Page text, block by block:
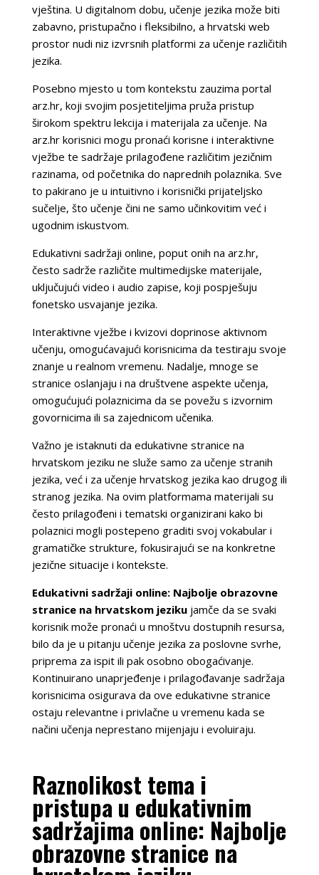
vještina. U digitalnom dobu, učenje jezika može biti
zabavno, pristupačno i fleksibilno, a hrvatski web
prostor nudi niz izvrsnih platformi za učenje različitih
jezika.
Posebno mjesto u tom kontekstu zauzima portal
arz.hr, koji svojim posjetiteljima pruža pristup
širokom spektru lekcija i materijala za učenje. Na
arz.hr korisnici mogu pronaći korisne i interaktivne
vježbe te sadržaje prilagođene različitim jezičnim
razinama, od početnika do naprednih polaznika. Sve
to pakirano je u intuitivno i korisnički prijateljsko
sučelje, što učenje čini ne samo učinkovitim već i
ugodnim iskustvom.
Edukativni sadržaji online, poput onih na arz.hr,
često sadrže različite multimedijske materijale,
uključujući video i audio zapise, koji pospješuju
fonetsko usvajanje jezika.
Interaktivne vježbe i kvizovi doprinose aktivnom
učenju, omogućavajući korisnicima da testiraju svoje
znanje u realnom vremenu. Nadalje, mnoge se
stranice oslanjaju i na društvene aspekte učenja,
omogućujući polaznicima da se povežu s izvornim
govornicima ili sa zajednicom učenika.
Važno je istaknuti da edukativne stranice na
hrvatskom jeziku ne služe samo za učenje stranih
jezika, već i za učenje hrvatskog jezika kao drugog ili
stranog jezika. Na ovim platformama materijali su
često prilagođeni i tematski organizirani kako bi
polaznici mogli postepeno graditi svoj vokabular i
gramatičke strukture, fokusirajući se na konkretne
jezične situacije i kontekste.
Edukativni sadržaji online: Najbolje obrazovne
stranice na hrvatskom jezikujamče da se svaki
korisnik može pronaći u mnoštvu dostupnih resursa,
bilo da je u pitanju učenje jezika za poslovne svrhe,
priprema za ispit ili pak osobno obogaćivanje.
Kontinuirano unaprjeđenje i prilagođavanje sadržaja
korisnicima osigurava da ove edukativne stranice
ostaju relevantne i privlačne u vremenu kada se
načini učenja neprestano mijenjaju i evoluiraju.
Raznolikost tema i
pristupa u edukativnim
sadržajima online: Najbolje
obrazovne stranice na